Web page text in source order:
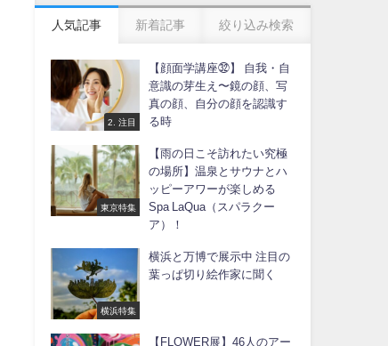
人気記事 新着記事 絞り込み検索
2. 注目
【顔面学講座㉜】 自我・自
意識の芽生え〜鏡の顔、写
真の顔、自分の顔を認識す
る時
東京特集
【雨の日こそ訪れたい究極
の場所】温泉とサウナとハ
ッピーアワーが楽しめる
Spa LaQua（スパラクー
ア）！
横浜特集
横浜と万博で展示中 注目の
葉っぱ切り絵作家に聞く
【FLOWER展】46人のアー